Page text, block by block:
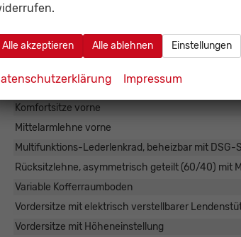
Digital Cockpit
Grauer Dachhimmel
Hauptairbagsystem für Vorder- und
Komfortsitze vorne
Mittelarmlehne vorne
Multifunktions-Lederlenkrad, beheizbar mit
Rücksitzlehne, asymmetrisch geteilt (60/40) mit
Variable Kofferraumboden
Vordersitze mit elektrisch verstellbarer
Vordersitze mit Höheneinstellung
Alle akzeptieren Alle ablehnen Einstellungen
Impressum